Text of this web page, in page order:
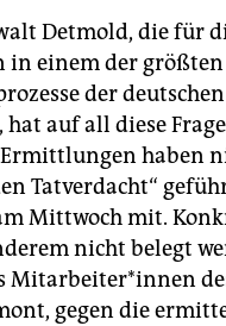
Detmold, die für
einem der größten
der
auf all diese
haben
Tatverdacht“
Mittwoch mit.
nicht belegt
Mitarbeiter*innen
gegen die